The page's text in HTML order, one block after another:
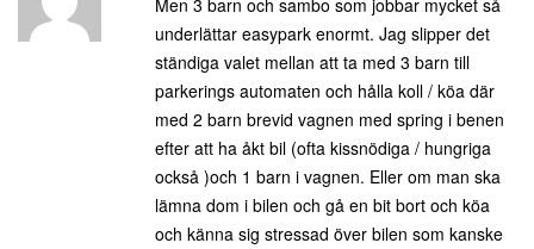
Men 3 barn och sambo som jobbar mycket så
underlättar easypark enormt. Jag slipper det
ständiga valet mellan att ta med 3 barn till
parkerings automaten och hålla koll / köa där
med 2 barn brevid vagnen med spring i benen
efter att ha åkt bil (ofta kissnödiga / hungriga
också )och 1 barn i vagnen. Eller om man ska
lämna dom i bilen och gå en bit bort och köa
och känna sig stressad över bilen som kanske